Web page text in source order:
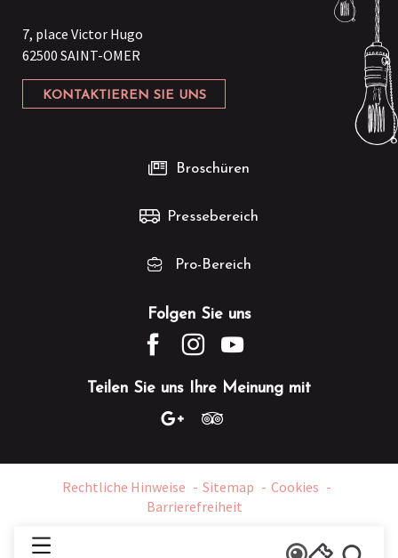
7, place Victor Hugo
62500 SAINT-OMER
KONTAKTIEREN SIE UNS
Folgen Sie uns
Teilen Sie uns Ihre Meinung mit
Broschüren
Pressebereich
Pro-Bereich
Rechtliche Hinweise Sitemap
Cookies
Barrierefreiheit